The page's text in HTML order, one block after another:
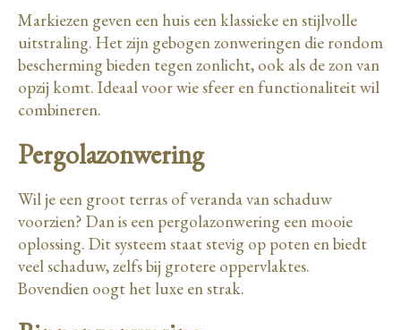
Markiezen geven een huis een klassieke en stijlvolle
uitstraling. Het zijn gebogen zonweringen die rondom
bescherming bieden tegen zonlicht, ook als de zon van
opzij komt. Ideaal voor wie sfeer en functionaliteit wil
combineren.
Pergolazonwering
Wil je een groot terras of veranda van schaduw
voorzien? Dan is een pergolazonwering een mooie
oplossing. Dit systeem staat stevig op poten en biedt
veel schaduw, zelfs bij grotere oppervlaktes.
Bovendien oogt het luxe en strak.